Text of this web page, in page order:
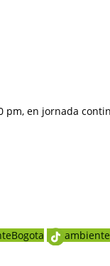
pm, en jornada